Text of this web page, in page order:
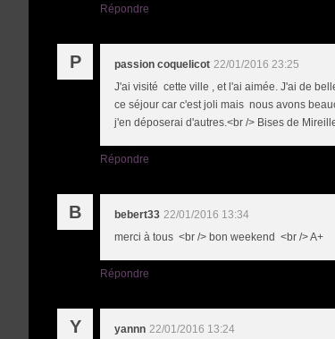
Répondre
P passion coquelicot 22/01/2016 23:25
J'ai visité cette ville , et l'ai aimée. J'ai de
ce séjour car c'est joli mais nous avons
j'en déposerai d'autres.<br /> Bises de
Répondre
B bebert33 22/01/2016 13:34
merci à tous <br /> bon weekend <br /> A+
Répondre
Y yannn 22/01/2016 13:24